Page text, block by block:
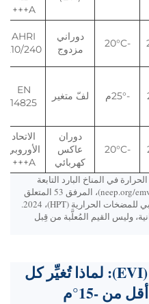
A+++
-20°C
دوراني
مزدوج
AHRI
210/240
-25°م لفّ متغير
EN
14825
-20°C
دوران
عاكس
كهربائي
الاتحاد
الأوروبي
A+++
في المناخ البارد التابعة
لبرنامج الكفاءة الوطنية للطاقة (NEEP) (neep.org/emv)، المرفق 53 المتعلق
بمراقبة الحقول في مشروع الاتحاد الأوروبي للمضخات الحرارية (HPT)، 2024.
وليس القيم المُعلَّبة من قِبل
تقنية حقن البخار المُعزَّز (EVI): لماذا تُغيِّر كل
-15°م